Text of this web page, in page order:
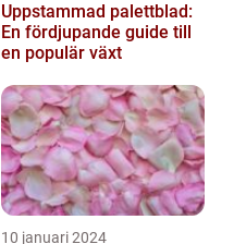
Uppstammad palettblad:
En fördjupande guide till
en populär växt
10 januari 2024